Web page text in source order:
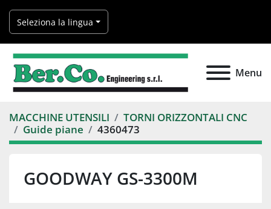
Seleziona la lingua
Menu
MACCHINE UTENSILI
TORNI ORIZZONTALI CNC
Guide piane
4360473
GOODWAY GS-3300M